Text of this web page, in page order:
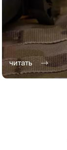
читать